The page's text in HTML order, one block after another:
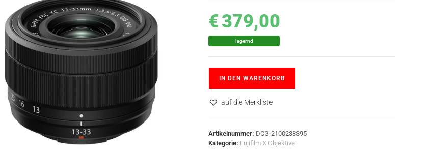
€379,00
lagernd
IN DEN WARENKORB
auf die Merkliste
Artikelnummer: DCG-2100238395
Kategorie: Fujifilm X Objektive